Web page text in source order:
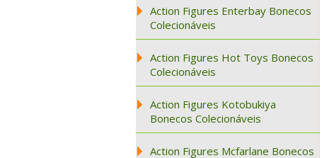
Action Figures Enterbay Bonecos
Colecionáveis
Action Figures Hot Toys Bonecos
Colecionáveis
Action Figures Kotobukiya
Bonecos Colecionáveis
Action Figures Mcfarlane Bonecos